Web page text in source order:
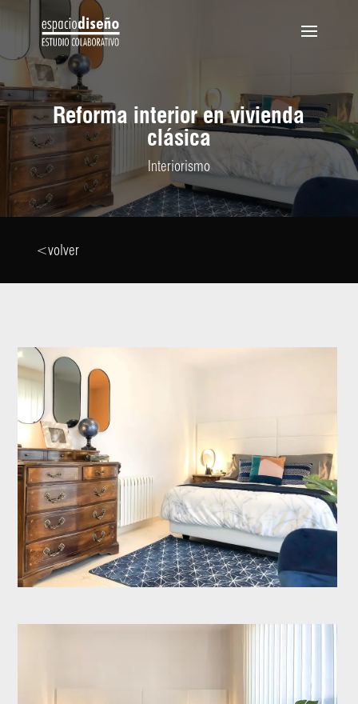
Reforma interior en vivienda
clásica
Interiorismo
<volver